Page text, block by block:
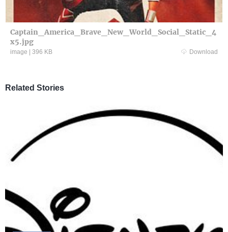
Captain_America_Brave_New_World_Social_Static_4
x5.jpg
image | 396 KB Download
Related Stories